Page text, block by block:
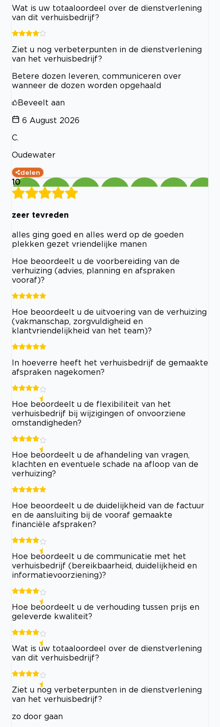
Wat is uw totaaloordeel over de dienstverlening
van dit verhuisbedrijf?
Ziet u nog verbeterpunten in de dienstverlening
van het verhuisbedrijf?
Betere dozen leveren, communiceren over
wanneer de dozen worden opgehaald
Beveelt aan
6 August 2026
C.
Oudewater
delen
10
zeer tevreden
alles ging goed en alles werd op de goeden
plekken gezet vriendelijke manen
Hoe beoordeelt u de voorbereiding van de
verhuizing (advies, planning en afspraken
vooraf)?
Hoe beoordeelt u de uitvoering van de verhuizing
(vakmanschap, zorgvuldigheid en
klantvriendelijkheid van het team)?
In hoeverre heeft het verhuisbedrijf de gemaakte
afspraken nagekomen?
Hoe beoordeelt u de flexibiliteit van het
verhuisbedrijf bij wijzigingen of onvoorziene
omstandigheden?
Hoe beoordeelt u de afhandeling van vragen,
klachten en eventuele schade na afloop van de
verhuizing?
Hoe beoordeelt u de duidelijkheid van de factuur
en de aansluiting bij de vooraf gemaakte
financiële afspraken?
Hoe beoordeelt u de communicatie met het
verhuisbedrijf (bereikbaarheid, duidelijkheid en
informatievoorziening)?
Hoe beoordeelt u de verhouding tussen prijs en
geleverde kwaliteit?
Wat is uw totaaloordeel over de dienstverlening
van dit verhuisbedrijf?
Ziet u nog verbeterpunten in de dienstverlening
van het verhuisbedrijf?
zo door gaan